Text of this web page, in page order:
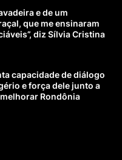
e de um
que me ensinaram
diz Sílvia Cristina
capacidade de diálogo
e força dele junto a
Rondônia